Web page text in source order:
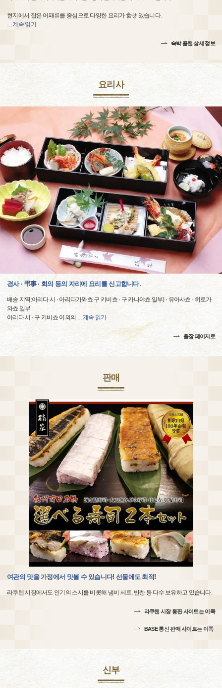
현지에서 잡은 어패류를 중심으로 다양한 요리가 食せ 있습니다.
…계속 읽기
숙박 플랜 상세 정보
요리사
경사 · 弔事 · 회의 등의 자리에 요리를 신고합니다.
배송 지역:아리다 시 · 아리다가와쵸 구 키비쵸 · 구 카나야쵸 일부) · 유아사쵸 · 히로가
와쵸 일부
아리다 시 · 구 키비쵸 이외의 …계속 읽기
출장 페이지로
판매
여관의 맛을 가정에서 맛볼 수 있습니다! 선물에도 최적!
라쿠텐 시장에서도 인기의 스시를 비롯해 냄비 세트, 반찬 등 다수 보유하고 있습니다.
라쿠텐 시장 통판 사이트는 이쪽
BASE 통신 판매 사이트는 이쪽
신부